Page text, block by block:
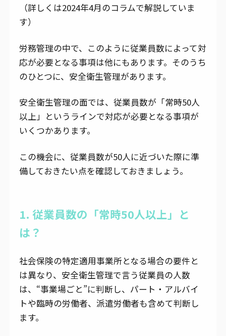
（詳しくは2024年4月のコラムで解説していま
す）
労務管理の中で、このように従業員数によって対
応が必要となる事項は他にもあります。そのうち
のひとつに、安全衛生管理があります。
安全衛生管理の面では、従業員数が「常時50人
以上」というラインで対応が必要となる事項が
いくつかあります。
この機会に、従業員数が50人に近づいた際に準
備しておきたい点を確認しておきましょう。
1. 従業員数の「常時50人以上」と
は？
社会保険の特定適用事業所となる場合の要件と
は異なり、安全衛生管理で言う従業員の人数
は、“事業場ごと”に判断し、パート・アルバイ
トや臨時の労働者、派遣労働者も含めて判断し
ます。